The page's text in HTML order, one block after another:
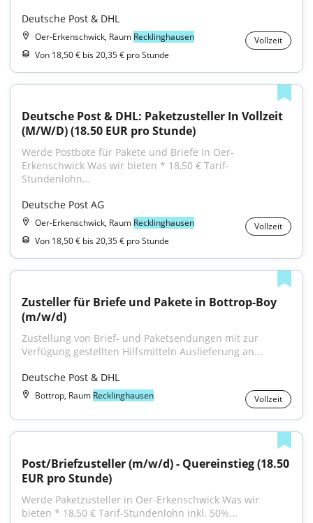
Deutsche Post & DHL
Oer-Erkenschwick, Raum Recklinghausen
Vollzeit
Von 18,50 € bis 20,35 € pro Stunde
Deutsche Post & DHL: Paketzusteller In Vollzeit
(M/W/D) (18.50 EUR pro Stunde)
Werde Postbote für Pakete und Briefe in Oer-
Erkenschwick Was wir bieten * 18,50 € Tarif-
Stundenlohn...
Deutsche Post AG
Oer-Erkenschwick, Raum Recklinghausen
Vollzeit
Von 18,50 € bis 20,35 € pro Stunde
Zusteller für Briefe und Pakete in Bottrop-Boy
(m/w/d)
Zustellung von Brief- und Paketsendungen mit zur
Verfügung gestellten Hilfsmitteln Auslieferung an...
Deutsche Post & DHL
Bottrop, Raum Recklinghausen Vollzeit
Post/Briefzusteller (m/w/d) - Quereinstieg (18.50
EUR pro Stunde)
Werde Paketzusteller in Oer-Erkenschwick Was wir
bieten * 18,50 € Tarif-Stundenlohn inkl. 50%...